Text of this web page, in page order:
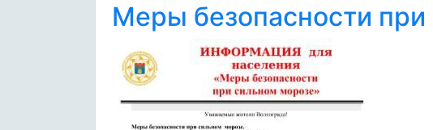
Меры безопасности